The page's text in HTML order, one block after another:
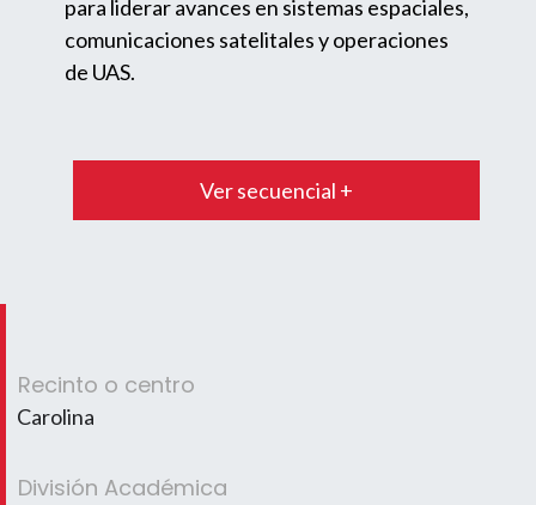
para liderar avances en sistemas espaciales,
comunicaciones satelitales y operaciones
de UAS.
Ver secuencial +
Recinto o centro
Carolina
División Académica